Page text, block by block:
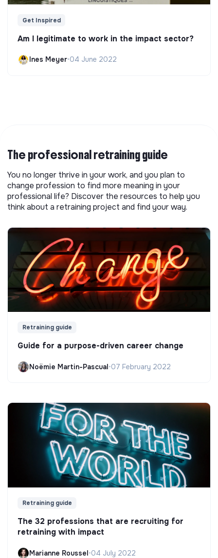
Get Inspired
Am I legitimate to work in the impact sector?
Ines Meyer•04 June 2022
The professional retraining guide
You no longer thrive in your work, and you plan to
change profession to find more meaning in your
professional life? Discover the resources to help you
think about a retraining project and find your way.
Retraining guide
Guide for a purpose-driven career change
Noëmie Martin-Pascual•07 February 2022
Retraining guide
The 32 professions that are recruiting for
retraining with impact
Marianne Roussel•04 July 2022